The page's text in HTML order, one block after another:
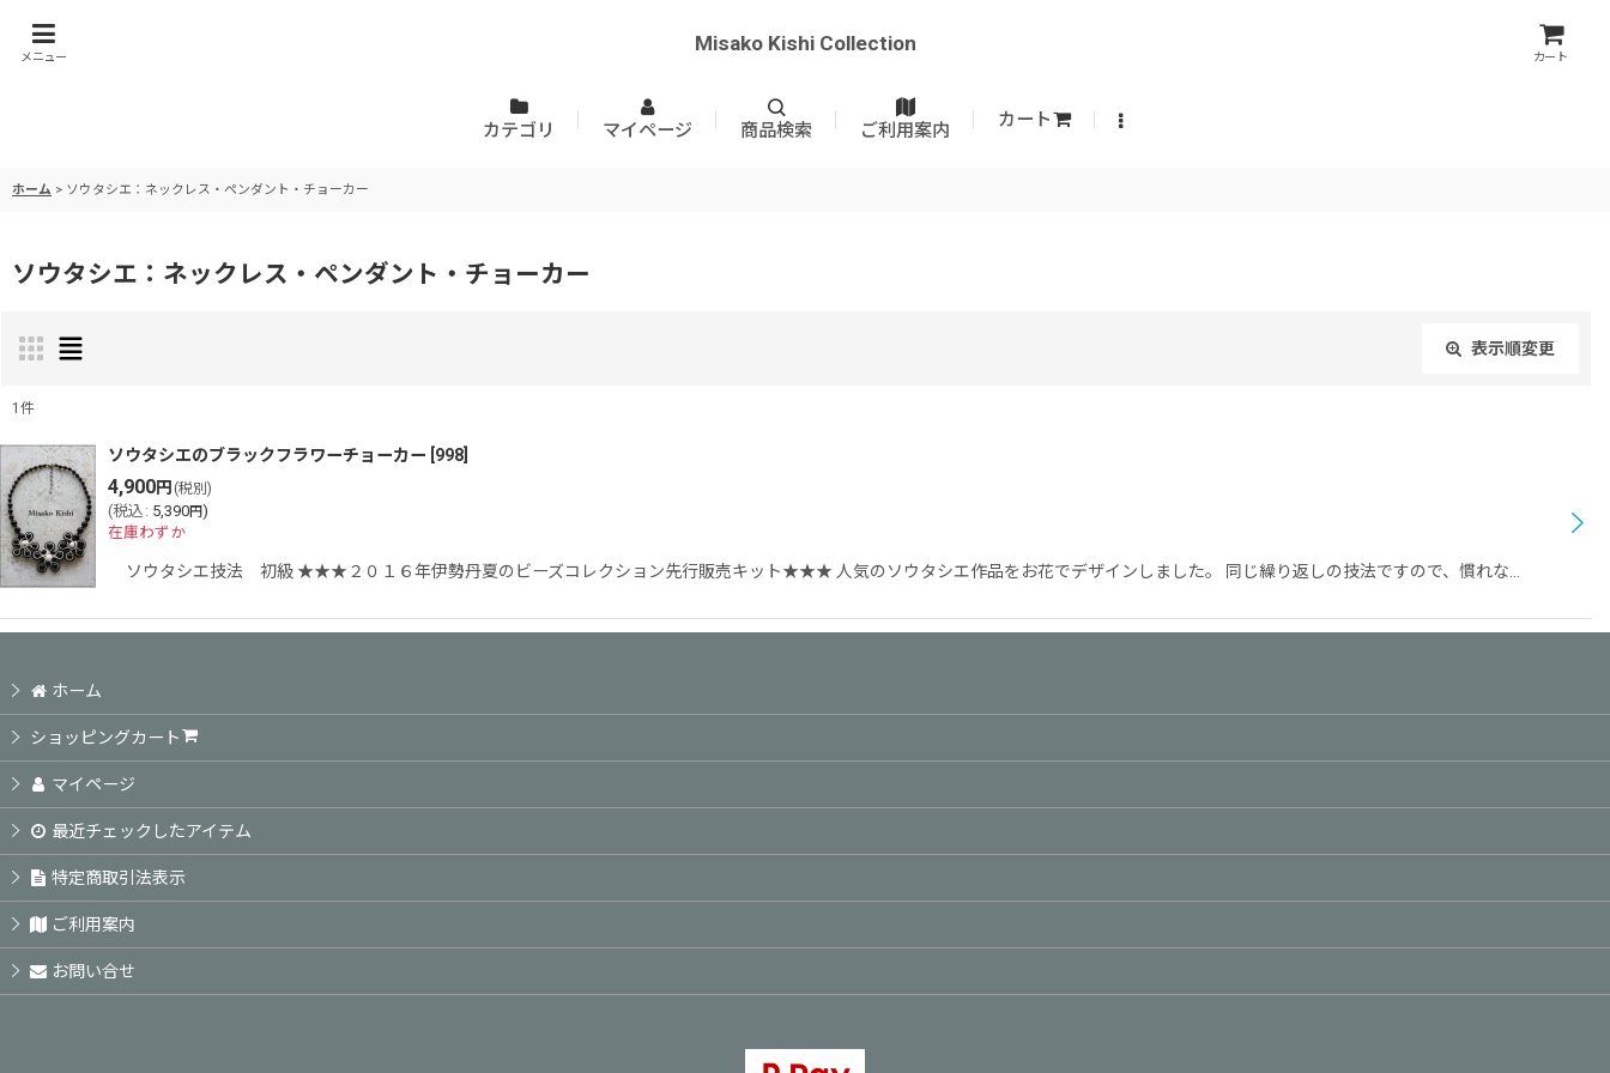
メニュー
Misako Kishi Collection
カート
カテゴリ マイページ 商品検索 ご利用案内
カート
ホーム > ソウタシエ：ネックレス・ペンダント・チョーカー
ソウタシエ：ネックレス・ペンダント・チョーカー
表示順変更
表示数:
並び順:
1 件
ソウタシエのブラックフラワーチョーカー 998
4,900円 (税別)
(税込 : 5,390円)
在庫わずか
ソウタシエ技法 初級 ★★★２０１６年伊勢丹夏のビーズコレクション先行販売キット★★★ 人気のソウタシエ作品をお花でデザインしました。 同じ繰り返しの技法ですので、慣れな…
ホーム
ショッピングカート
マイページ
最近チェックしたアイテム
特定商取引法表示
ご利用案内
お問い合せ